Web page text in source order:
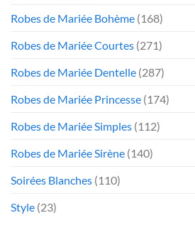
Robes de Mariée Bohème (168)
Robes de Mariée Courtes (271)
Robes de Mariée Dentelle (287)
Robes de Mariée Princesse (174)
Robes de Mariée Simples (112)
Robes de Mariée Sirène (140)
Soirées Blanches (110)
Style (23)